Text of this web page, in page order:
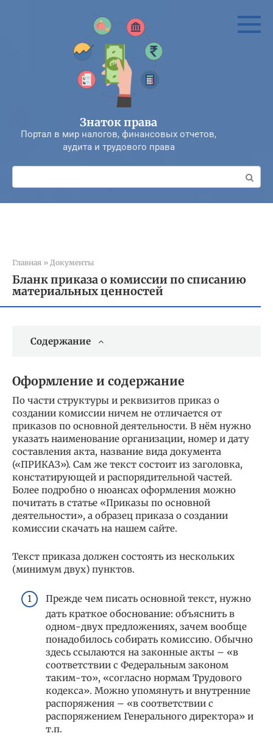
Знаток права
Портал в мир налогов, финансовых отчетов,
аудита и трудового права
Поиск:
Главная » Документы
Бланк приказа о комиссии по списанию
материальных ценностей
Содержание
Оформление и содержание
По части структуры и реквизитов приказ о
создании комиссии ничем не отличается от
приказов по основной деятельности. В нём нужно
указать наименование организации, номер и дату
составления акта, название вида документа
(«ПРИКАЗ»). Сам же текст состоит из заголовка,
констатирующей и распорядительной частей.
Более подробно о нюансах оформления можно
почитать в статье «Приказы по основной
деятельности», а образец приказа о создании
комиссии скачать на нашем сайте.
Текст приказа должен состоять из нескольких
(минимум двух) пунктов.
Прежде чем писать основной текст, нужно
дать краткое обоснование: объяснить в
одном-двух предложениях, зачем вообще
понадобилось собирать комиссию. Обычно
здесь ссылаются на законные акты – «в
соответствии с Федеральным законом
таким-то», «согласно нормам Трудового
кодекса». Можно упомянуть и внутренние
распоряжения – «в соответствии с
распоряжением Генерального директора» и
т.п.